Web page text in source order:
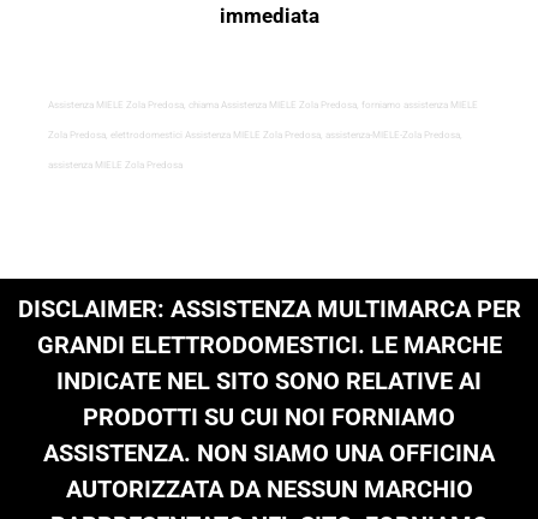
immediata
Assistenza MIELE Zola Predosa, chiama Assistenza MIELE Zola Predosa, forniamo assistenza MIELE
Zola Predosa, elettrodomestici Assistenza MIELE Zola Predosa, assistenza-MIELE-Zola Predosa,
assistenza MIELE Zola Predosa
DISCLAIMER: ASSISTENZA MULTIMARCA PER
GRANDI ELETTRODOMESTICI. LE MARCHE
INDICATE NEL SITO SONO RELATIVE AI
PRODOTTI SU CUI NOI FORNIAMO
ASSISTENZA. NON SIAMO UNA OFFICINA
AUTORIZZATA DA NESSUN MARCHIO